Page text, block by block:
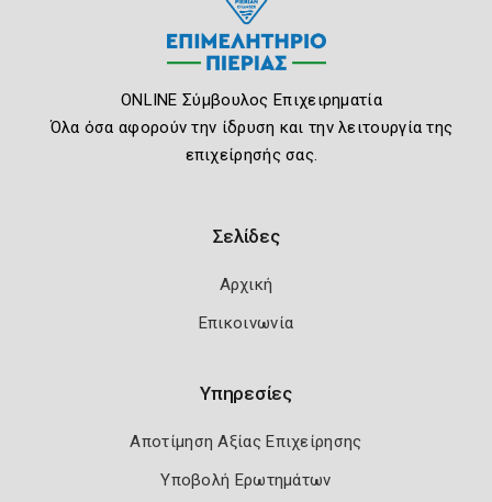
ONLINE Σύμβουλος Επιχειρηματία
Όλα όσα αφορούν την ίδρυση και την λειτουργία της
επιχείρησής σας.
Σελίδες
Αρχική
Επικοινωνία
Υπηρεσίες
Αποτίμηση Αξίας Επιχείρησης
Υποβολή Ερωτημάτων